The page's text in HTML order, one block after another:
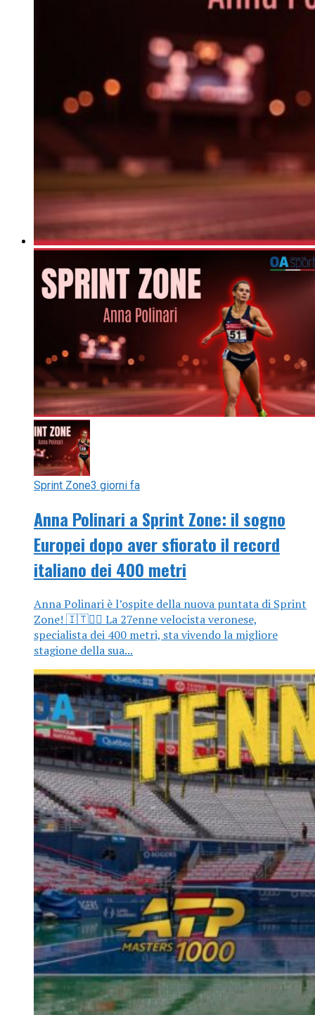
Sprint Zone3 giorni fa
Anna Polinari a Sprint Zone: il sogno
Europei dopo aver sfiorato il record
italiano dei 400 metri
Anna Polinari è l’ospite della nuova puntata di Sprint
Zone! 🇮🇹🏃‍♀️ La 27enne velocista veronese,
specialista dei 400 metri, sta vivendo la migliore
stagione della sua...